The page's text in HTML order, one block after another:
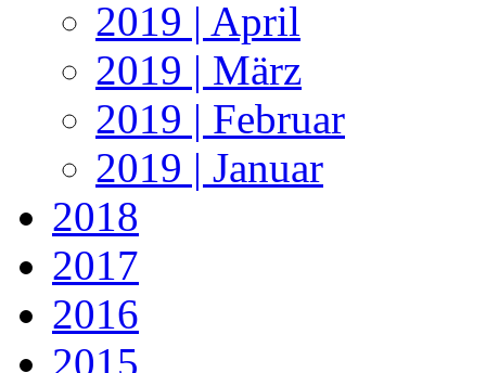
2019 | April
2019 | März
2019 | Februar
2019 | Januar
2018
2017
2016
2015